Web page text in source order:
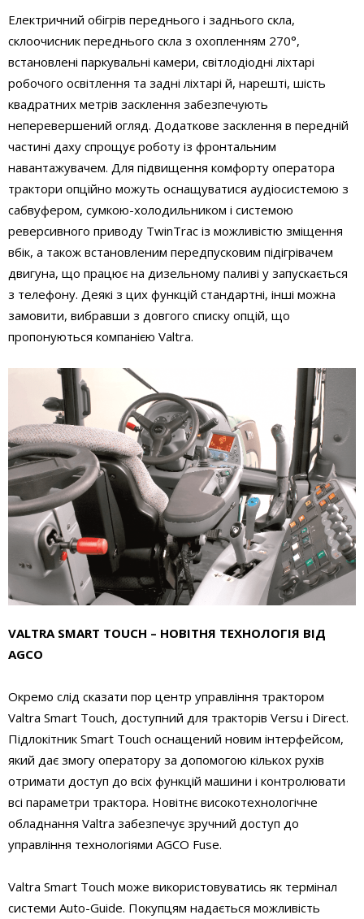
Електричний обігрів переднього і заднього скла,
склоочисник переднього скла з охопленням 270°,
встановлені паркувальні камери, світлодіодні ліхтарі
робочого освітлення та задні ліхтарі й, нарешті, шість
квадратних метрів засклення забезпечують
неперевершений огляд. Додаткове засклення в передній
частині даху спрощує роботу із фронтальним
навантажувачем. Для підвищення комфорту оператора
трактори опційно можуть оснащуватися аудіосистемою з
сабвуфером, сумкою-холодильником і системою
реверсивного приводу TwinTrac із можливістю зміщення
вбік, а також встановленим передпусковим підігрівачем
двигуна, що працює на дизельному паливі у запускається
з телефону. Деякі з цих функцій стандартні, інші можна
замовити, вибравши з довгого списку опцій, що
пропонуються компанією Valtra.
VALTRA SMART TOUCH – НОВІТНЯ ТЕХНОЛОГІЯ ВІД
AGCO
Окремо слід сказати пор центр управління трактором
Valtra Smart Touch, доступний для тракторів Versu і Direct.
Підлокітник Smart Touch оснащений новим інтерфейсом,
який дає змогу оператору за допомогою кількох рухів
отримати доступ до всіх функцій машини і контролювати
всі параметри трактора. Новітнє високотехнологічне
обладнання Valtra забезпечує зручний доступ до
управління технологіями AGCO Fuse.
Valtra Smart Touch може використовуватись як термінал
системи Auto-Guide. Покупцям надається можливість